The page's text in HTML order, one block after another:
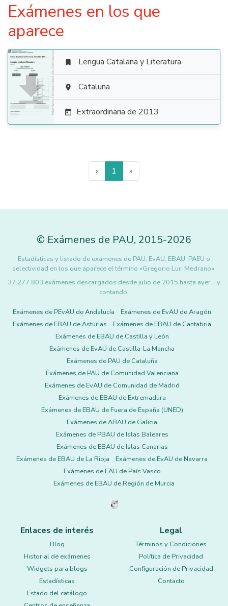
Exámenes en los que
aparece

 Lengua Catalana y Literatura
 Cataluña
 Extraordinaria de 2013
« 1 »
© Exámenes de PAU, 2015-2026
Estadísticas y listado de exámenes de PAU, EvAU, EBAU, PAEU o
selectividad en los que aparece el término «Gregorio Luri Medrano».
37.277.803 exámenes descargados desde julio de 2015 hasta ayer... y
contando.
Exámenes de PEvAU de Andalucía
Exámenes de EvAU de Aragón
Exámenes de EBAU de Asturias
Exámenes de EBAU de Cantabria
Exámenes de EBAU de Castilla y León
Exámenes de EvAU de Castilla-La Mancha
Exámenes de PAU de Cataluña
Exámenes de PAU de Comunidad Valenciana
Exámenes de EvAU de Comunidad de Madrid
Exámenes de EBAU de Extremadura
Exámenes de EBAU de Fuera de España (UNED)
Exámenes de ABAU de Galicia
Exámenes de PBAU de Islas Baleares
Exámenes de EBAU de Islas Canarias
Exámenes de EBAU de La Rioja
Exámenes de EvAU de Navarra
Exámenes de EAU de País Vasco
Exámenes de EBAU de Región de Murcia
Enlaces de interés
Blog
Historial de exámenes
Widgets para blogs
Estadísticas
Estado del catálogo
Legal
Términos y Condiciones
Política de Privacidad
Configuración de Privacidad
Contacto